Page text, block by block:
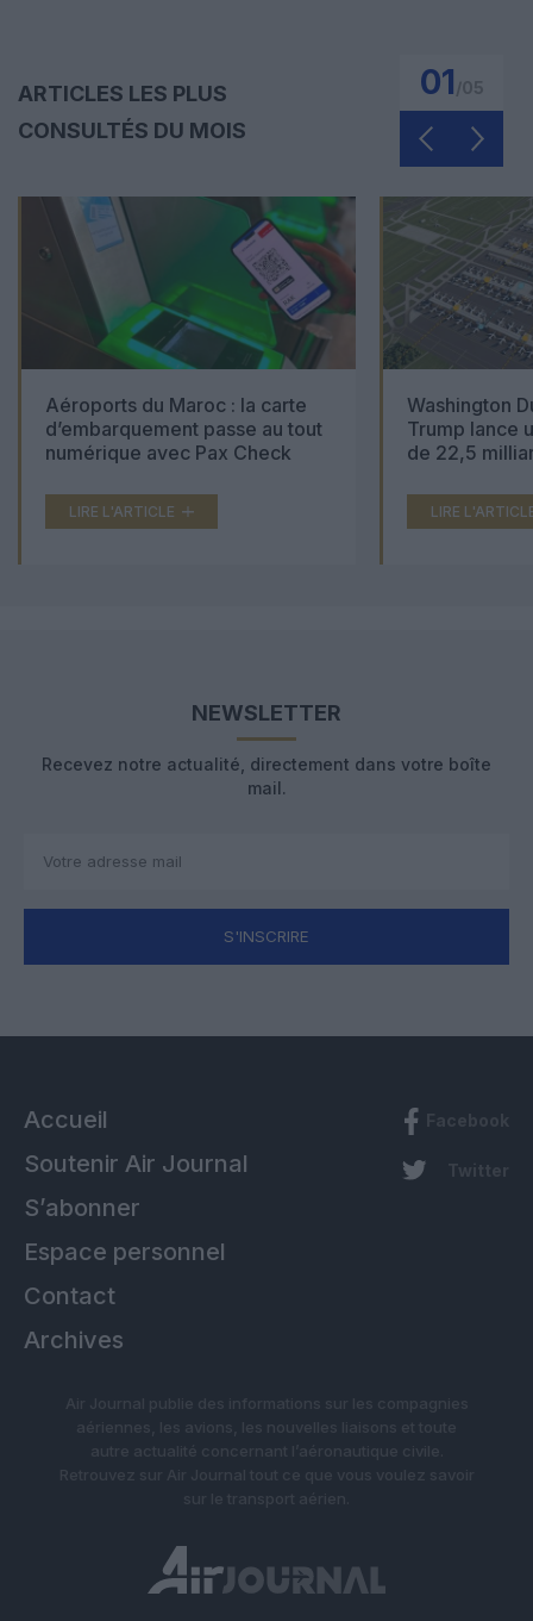
ARTICLES LES PLUS
CONSULTÉS DU MOIS
01
Aéroports du Maroc : la carte
d’embarquement passe au tout
numérique avec Pax Check
LIRE L'ARTICLE
Washington
Trump lance
de 22,5
LIRE
NEWSLETTER
Recevez notre actualité, directement dans votre boîte
mail.
S'INSCRIRE
Accueil
Soutenir Air Journal
S’abonner
Espace personnel
Contact
Archives